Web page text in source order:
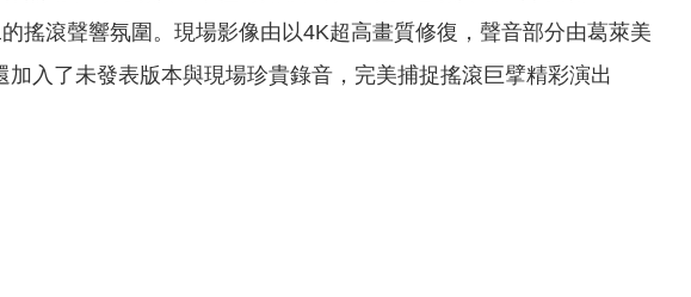
搖滾聲響氛圍。現場影像由以4K超高畫質修復，聲音部分由葛萊美
入了未發表版本與現場珍貴錄音，完美捕捉搖滾巨擘精彩演出